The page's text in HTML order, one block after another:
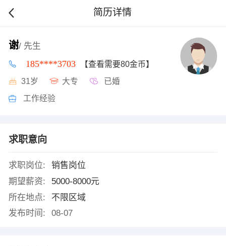
简历详情
谢/ 先生
185****3703 【查看需要80金币】
31岁 大专 已婚
工作经验
求职意向
求职岗位:
销售岗位
期望薪资:
5000-8000元
所在地点:
不限区域
发布时间:
08-07